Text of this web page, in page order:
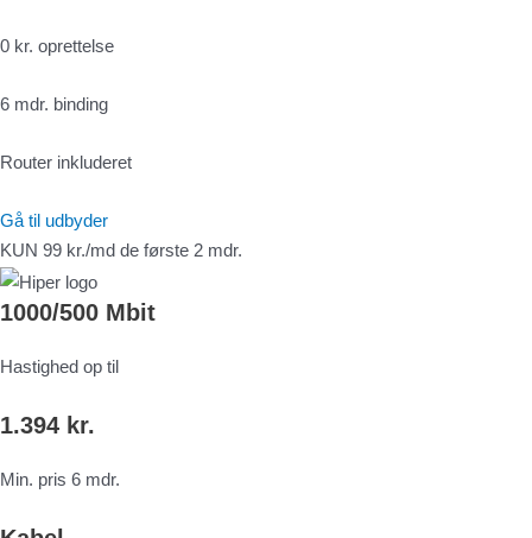
0 kr. oprettelse
6 mdr. binding
Router inkluderet
Gå til udbyder
KUN 99 kr./md de første 2 mdr.
1000/500 Mbit
Hastighed op til
1.394 kr.
Min. pris 6 mdr.